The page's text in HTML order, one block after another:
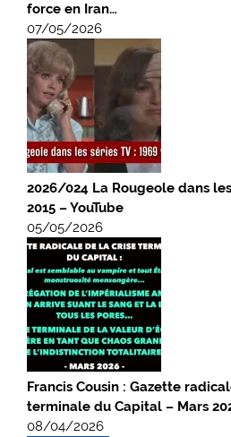
force en Iran…
07/05/2026
2026/024 La Rougeole dans les
2015 – YouTube
05/05/2026
Francis Cousin : Gazette
terminale du Capital – Mars
08/04/2026